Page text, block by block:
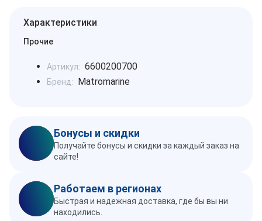
Характеристики
Прочие
Артикул: 6600200700
Бренд: Matromarine
Бонусы и скидки
Получайте бонусы и скидки за каждый заказ на
сайте!
Работаем в регионах
Быстрая и надежная доставка, где бы вы ни
находились.